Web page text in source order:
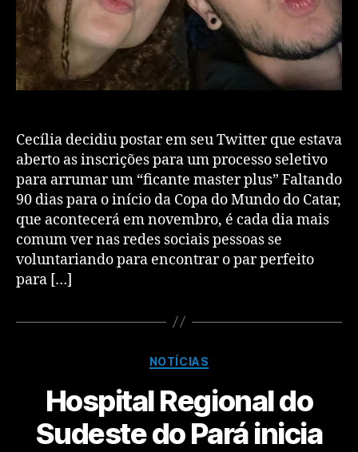
Cecília decidiu postar em seu Twitter que estava
aberto as inscrições para um processo seletivo
para arrumar um “ficante master plus” Faltando
90 dias para o início da Copa do Mundo do Catar,
que acontecerá em novembro, é cada dia mais
comum ver nas redes sociais pessoas se
voluntariando para encontrar o par perfeito
para […]
NOTÍCIAS
Hospital Regional do
Sudeste do Pará inicia